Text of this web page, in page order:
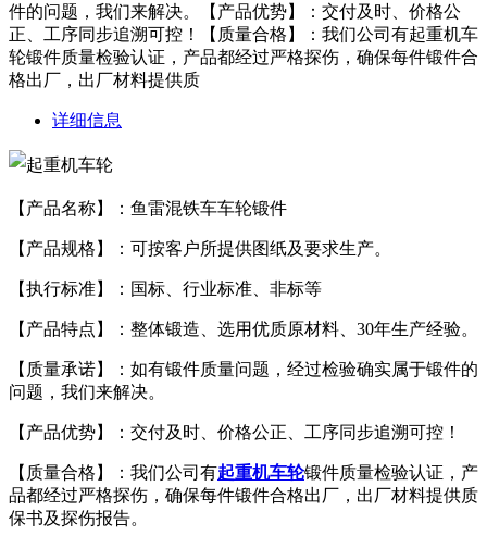
件的问题，我们来解决。【产品优势】：交付及时、价格公
正、工序同步追溯可控！【质量合格】：我们公司有起重机车
轮锻件质量检验认证，产品都经过严格探伤，确保每件锻件合
格出厂，出厂材料提供质
详细信息
【产品名称】：鱼雷混铁车车轮锻件
【产品规格】：可按客户所提供图纸及要求生产。
【执行标准】：国标、行业标准、非标等
【产品特点】：整体锻造、选用优质原材料、30年生产经验。
【质量承诺】：如有锻件质量问题，经过检验确实属于锻件的
问题，我们来解决。
【产品优势】：交付及时、价格公正、工序同步追溯可控！
【质量合格】：我们公司有起重机车轮锻件质量检验认证，产
品都经过严格探伤，确保每件锻件合格出厂，出厂材料提供质
保书及探伤报告。